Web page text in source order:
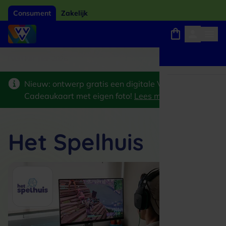
Consument Zakelijk
Nieuw: ontwerp gratis een digitale VVV
Cadeaukaart met eigen foto! Lees meer
Het Spelhuis